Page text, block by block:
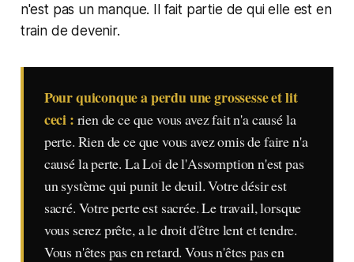
n'est pas un manque. Il fait partie de qui elle est en
train de devenir.
Pour quiconque a perdu une grossesse et lit
ceci : rien de ce que vous avez fait n'a causé la
perte. Rien de ce que vous avez omis de faire n'a
causé la perte. La Loi de l'Assomption n'est pas
un système qui punit le deuil. Votre désir est
sacré. Votre perte est sacrée. Le travail, lorsque
vous serez prête, a le droit d'être lent et tendre.
Vous n'êtes pas en retard. Vous n'êtes pas en